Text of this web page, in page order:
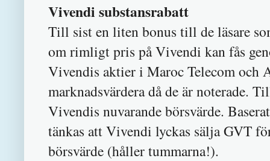
Vivendi substansrabatt
Till sist en liten bonus till de läsare
om rimligt pris på Vivendi kan fås
Vivendis aktier i Maroc Telecom och
marknadsvärdera då de är noterade.
Vivendis nuvarande börsvärde.
tänkas att Vivendi lyckas sälja GVT
börsvärde (håller tummarna!).